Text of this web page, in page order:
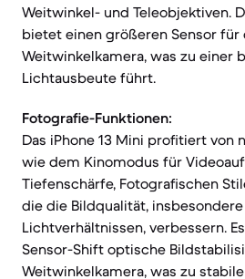
Weitwinkel- und Teleobjektiven.
bietet einen größeren Sensor für
Weitwinkelkamera, was zu einer
Lichtausbeute führt.
Fotografie-Funktionen:
Das iPhone 13 Mini profitiert von
wie dem Kinomodus für
Tiefenschärfe, Fotografischen
die die Bildqualität,
Lichtverhältnissen, verbessern.
Sensor-Shift optische
Weitwinkelkamera, was zu